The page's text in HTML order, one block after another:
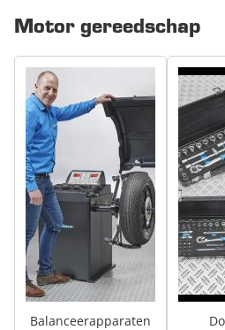
Motor gereedschap
Balanceerapparaten